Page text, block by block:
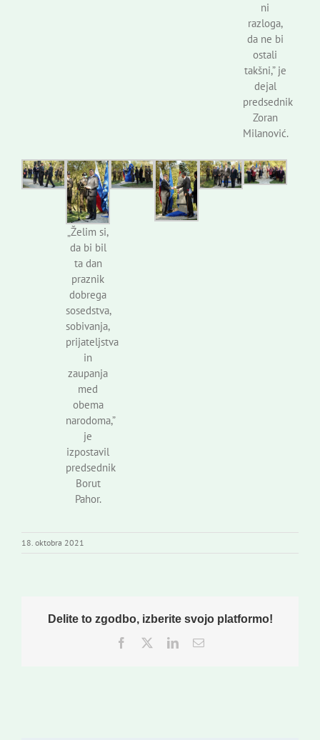
ni
razloga,
da ne bi
ostali
takšni,” je
dejal
predsednik
Zoran
Milanović.
„Želim si,
da bi bil
ta dan
praznik
dobrega
sosedstva,
sobivanja,
prijateljstva
in
zaupanja
med
obema
narodoma,”
je
izpostavil
predsednik
Borut
Pahor.
18. oktobra 2021
Delite to zgodbo, izberite svojo platformo!
Facebook
TwitterLinkedInEmail